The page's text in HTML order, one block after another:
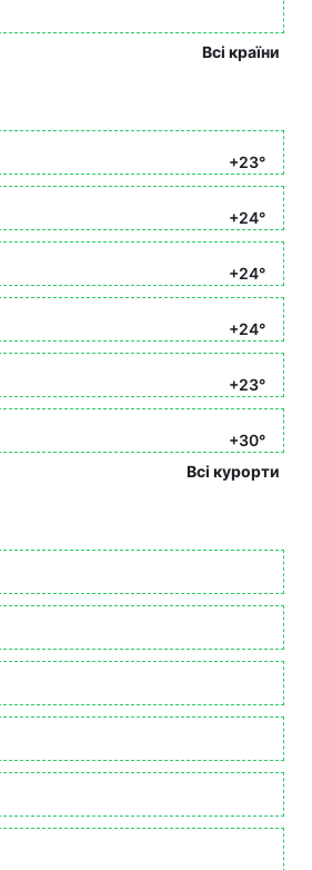
Всі країни
+23°
+24°
+24°
+24°
+23°
+30°
Всі курорти